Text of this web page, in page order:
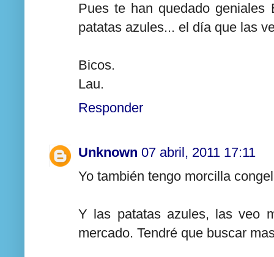
Pues te han quedado geniales
patatas azules... el día que las
Bicos.
Lau.
Responder
Unknown 07 abril, 2011 17:11
Yo también tengo morcilla
Y las patatas azules, las veo
mercado. Tendré que buscar